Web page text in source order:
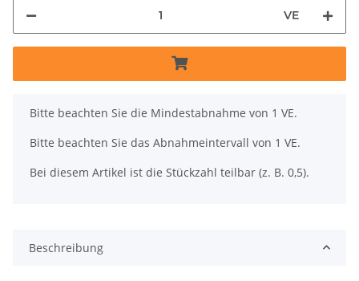
VE
x
Bitte beachten Sie die Mindestabnahme von 1 VE.
Bitte beachten Sie das Abnahmeintervall von 1 VE.
Bei diesem Artikel ist die Stückzahl teilbar (z. B. 0,5).
Beschreibung